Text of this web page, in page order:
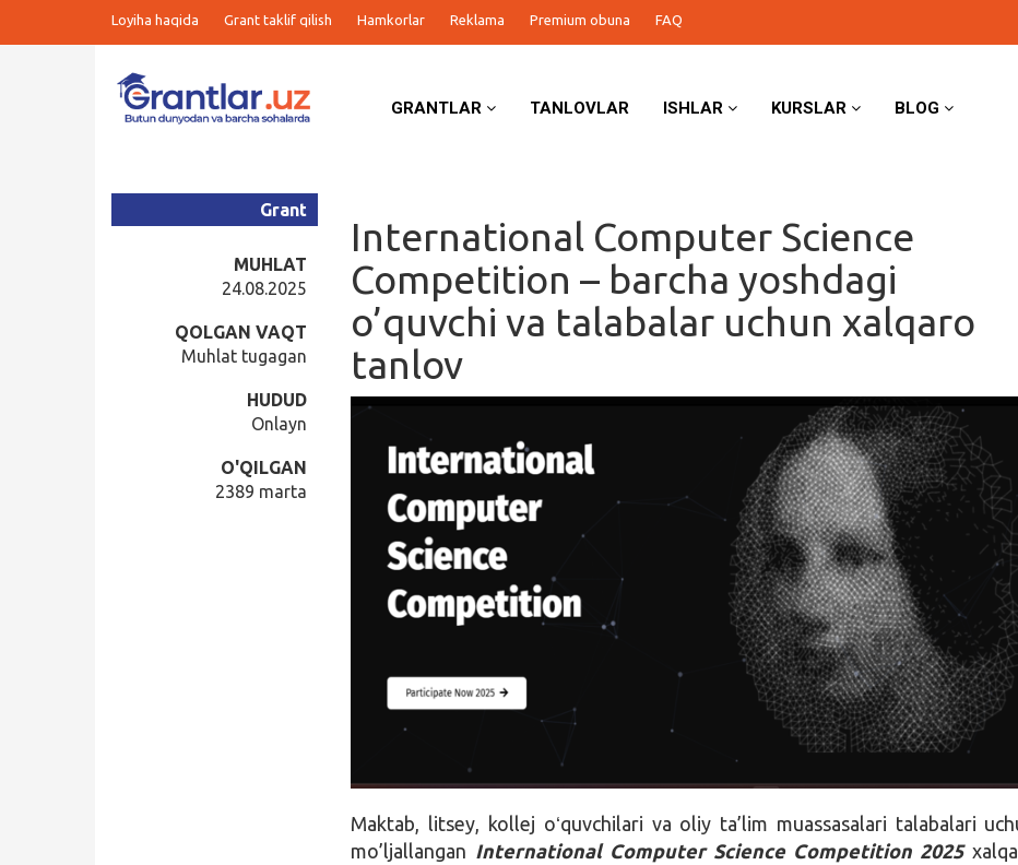
Loyiha haqida Grant taklif qilish Hamkorlar Reklama Premium obuna FAQ
GRANTLAR TANLOVLAR ISHLAR KURSLAR BLOG
International Computer Science
Competition – barcha yoshdagi
o’quvchi va talabalar uchun xalqaro
tanlov
Grant
MUHLAT
24.08.2025
QOLGAN VAQT
Muhlat tugagan
HUDUD
Onlayn
O'QILGAN
2389 marta
Maktab, litsey, kollej oʻquvchilari va oliy ta’lim muassasalari talabalari
mo’ljallangan International Computer Science Competition 2025